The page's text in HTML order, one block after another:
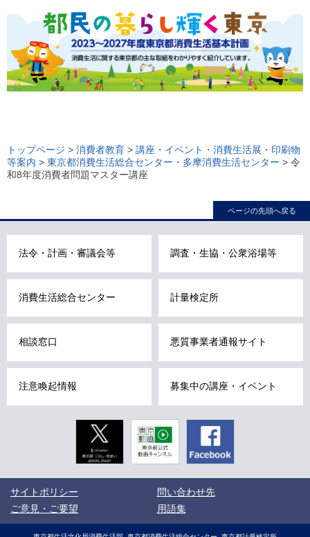
ー
カ
ル
ビ
こ
ま
す
トップページ > 消費者教育 > 講座・イベント・消費生活展・印刷物
等案内 > 東京都消費生活総合センター・多摩消費生活センター > 令
和8年度消費者問題マスター講座
ページの先頭へ戻る
法令・計画・審議会等 調査・生協・公衆浴場等
消費生活総合センター 計量検定所
相談窓口 悪質事業者通報サイト
注意喚起情報 募集中の講座・イベント
Twitter
東京動画
東京都公式
動画チャン
ネル
Facebook
サイトポリシー
問い合わせ先
ご意見・ご要望
用語集